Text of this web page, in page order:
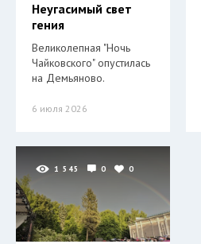
Неугасимый свет
гения
Великолепная "Ночь
Чайковского" опустилась
на Демьяново.
6 июля 2026
1 545 0 0